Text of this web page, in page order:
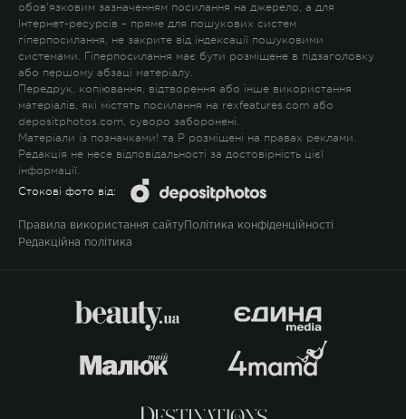
обов'язковим зазначенням посилання на джерело, а для
Інтернет-ресурсів – пряме для пошукових систем
гіперпосилання, не закрите від індексації пошуковими
системами. Гіперпосилання має бути розміщене в підзаголовку
або першому абзаці матеріалу.
Передрук, копіювання, відтворення або інше використання
матеріалів, які містять посилання на rexfeatures.com або
depositphotos.com, суворо заборонені.
Матеріали із позначками! та P розміщені на правах реклами.
Редакція не несе відповідальності за достовірність цієї
інформації.
Стокові фото від:
Правила використання сайту Політика конфіденційності
Редакційна політика